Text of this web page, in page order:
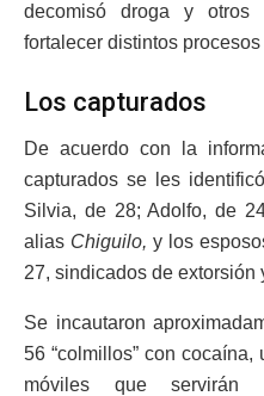
decomisó droga y otros
fortalecer distintos
Los capturados
De acuerdo con la
capturados se les
Silvia, de 28; Adolfo, de
alias Chiguilo,y los
27, sindicados de extorsión
Se incautaron
56 “colmillos” con
móviles que